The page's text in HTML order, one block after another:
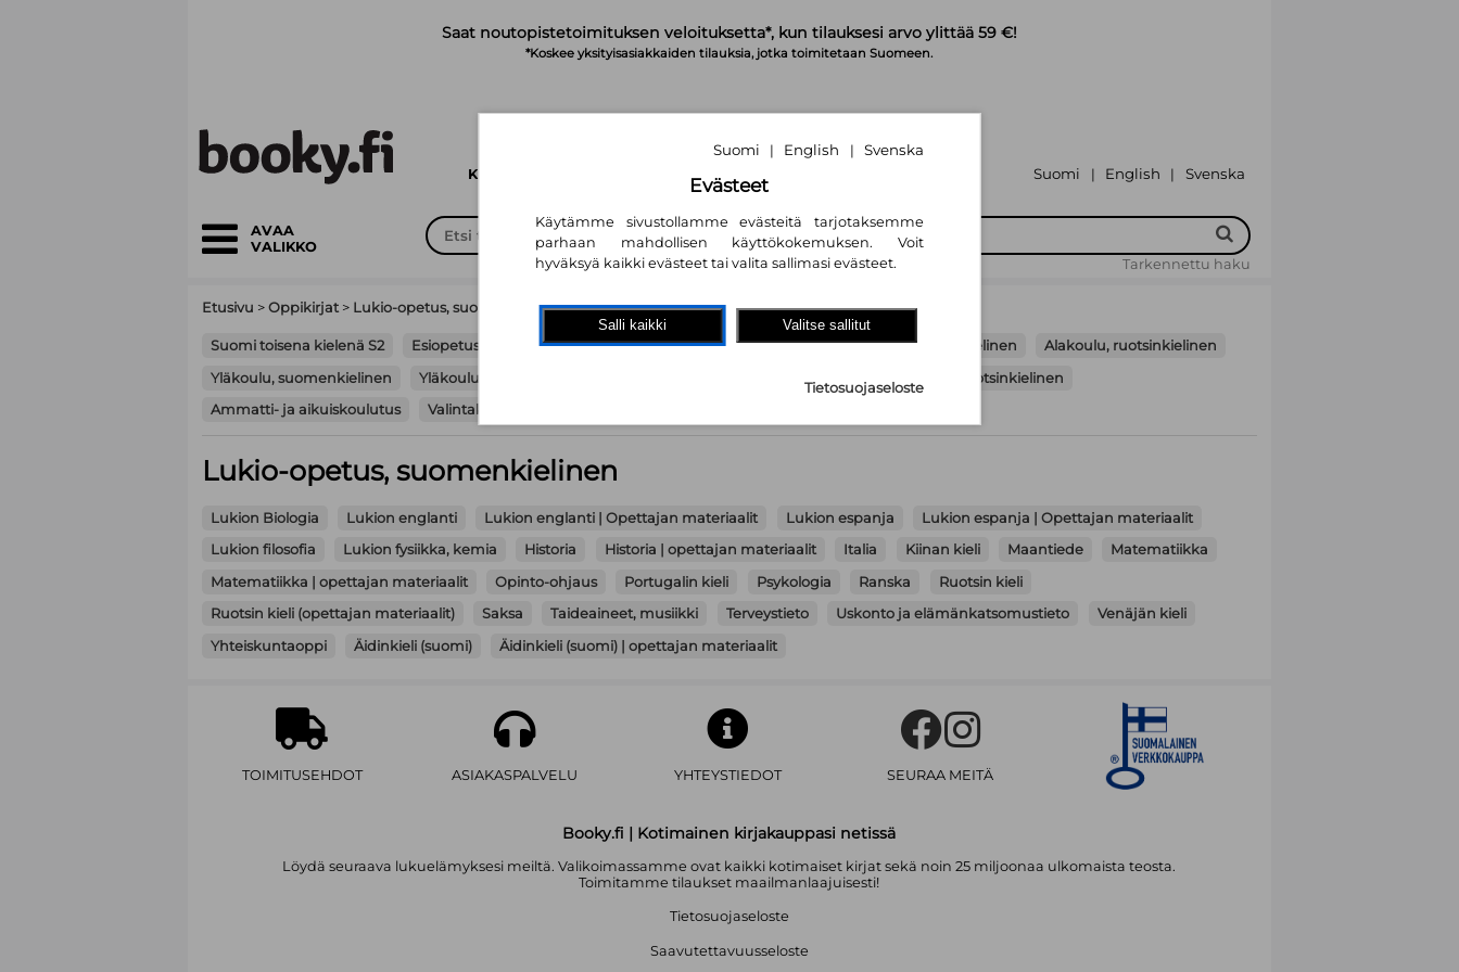
Saat noutopistetoimituksen veloituksetta*, kun tilauksesi arvo ylittää 59 €!
*Koskee yksityisasiakkaiden tilauksia, jotka toimitetaan Suomeen.
KIRJAUDU OSTOSKORI Suomi | English | Svenska
AVAA
VALIKKO
Tarkennettu haku
Etusivu > Oppikirjat> Lukio-opetus, suomenkielinen
Suomi toisena kielenä S2 Esiopetus, suomenkielinen Esiopetus, ruotsinkielinen Alakoulu, suomenkielinen
Alakoulu, ruotsinkielinen
Yläkoulu, suomenkielinen
Yläkoulu, ruotsinkielinen
Lukio-opetus, ruotsinkielinen
Ammatti- ja aikuiskoulutus
Valintakokeet
Lukio-opetus, suomenkielinen
Lukion Biologia Lukion englanti Lukion englanti | Opettajan materiaalit Lukion espanja
Lukion espanja | Opettajan materiaalit
Lukion filosofia
Lukion fysiikka, kemia Historia Historia | opettajan materiaalit Italia Kiinan kieli Maantiede
Matematiikka
Matematiikka | opettajan materiaalit
Opinto-ohjaus Portugalin kieli Psykologia Ranska
Ruotsin kieli
Ruotsin kieli (opettajan materiaalit)
Saksa Taideaineet, musiikki Terveystieto Uskonto ja elämänkatsomustieto
Venäjän kieli
Yhteiskuntaoppi
Äidinkieli (suomi) Äidinkieli (suomi) | opettajan materiaalit
TOIMITUSEHDOT ASIAKASPALVELU YHTEYSTIEDOT SEURAA MEITÄ
Booky.fi | Kotimainen kirjakauppasi netissä
Löydä seuraava lukuelämyksesi meiltä. Valikoimassamme ovat kaikki kotimaiset kirjat sekä noin 25 miljoonaa ulkomaista teosta.
Toimitamme tilaukset maailmanlaajuisesti!
Tietosuojaseloste
Saavutettavuusseloste
Suomi | English | Svenska
Evästeet
Käytämme sivustollamme evästeitä tarjotaksemme
parhaan mahdollisen käyttökokemuksen. Voit
hyväksyä kaikki evästeet tai valita sallimasi evästeet.
Salli kaikki Valitse sallitut
Tietosuojaseloste